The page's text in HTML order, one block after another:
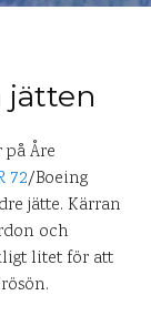
jätten
Åre
72/Boeing
jätte. Kärran
och
litet för att